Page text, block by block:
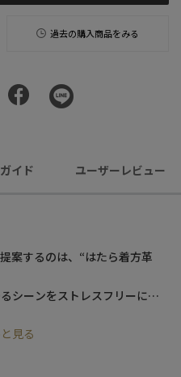
過去の購入商品をみる
イド ユーザーレビュー
案するのは、“はたら着方革
シーンをストレスフリーに過
寄与する、新時代のリカバリ
見る